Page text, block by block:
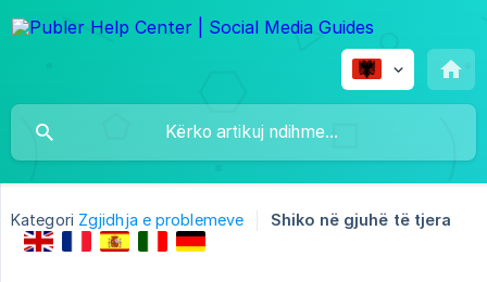
Kategori Zgjidhja e problemeve Shiko në gjuhë të tjera